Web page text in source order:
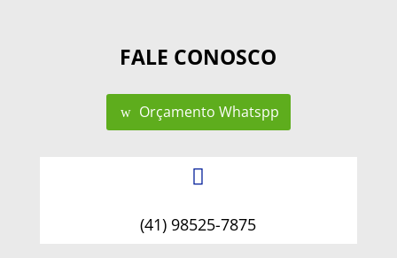
FALE CONOSCO
Orçamento Whatspp

(41) 98525-7875